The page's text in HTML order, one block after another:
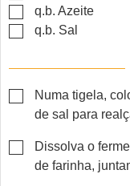
▢
q.b. Azeite
▢
q.b. Sal
▢
Numa tigela,
de sal para
▢
Dissolva o
de farinha,